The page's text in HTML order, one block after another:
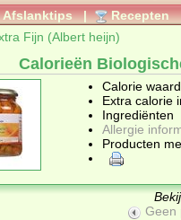
Afslanktips | Recepten
Fijn (Albert heijn)
Calorieën
Calorie
Extra calorie
Ingrediënten
Allergie
Producten
Geen